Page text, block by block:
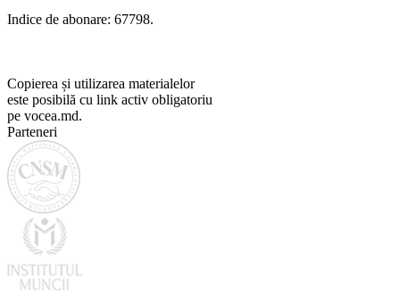
Indice de abonare: 67798.
Copierea și utilizarea materialelor
este posibilă cu link activ obligatoriu
pe vocea.md.
Parteneri